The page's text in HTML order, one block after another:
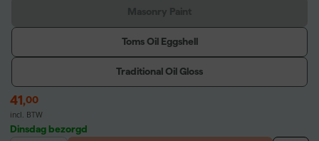
Toms Oil Eggshell
Traditional Oil Gloss
41,00
incl. BTW
Dinsdag bezorgd